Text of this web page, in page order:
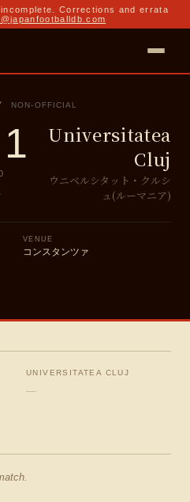
Corrections and errata
NON-OFFICIAL
1
Universitatea
Cluj
ウニベルシタット・クルシ
ュ(ルーマニア)
VENUE
コンスタンツァ
UNIVERSITATEA CLUJ
—